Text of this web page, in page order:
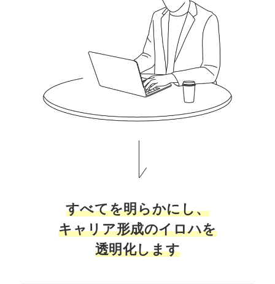
すべてを明らかにし、
キャリア形成のイロハを
透明化します